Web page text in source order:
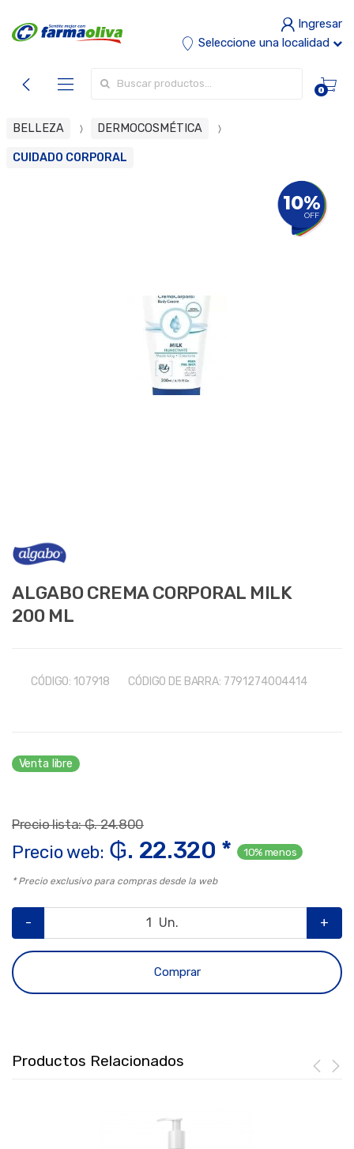
Ingresar
Seleccione una localidad
0
BELLEZA DERMOCOSMÉTICA
CUIDADO CORPORAL
10%
OFF
ALGABO CREMA CORPORAL MILK
200 ML
CÓDIGO: 107918 CÓDIGO DE BARRA: 7791274004414
Venta libre
Precio lista: ₲. 24.800
Precio web: ₲. 22.320 * 10% menos
* Precio exclusivo para compras desde la web
- Un. +
Comprar
Productos Relacionados